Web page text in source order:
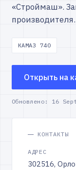
«Строймаш».
производителя.
КАМАЗ 740
Открыть на
Обновлено: 16
КОНТАКТЫ
АДРЕС
302516,